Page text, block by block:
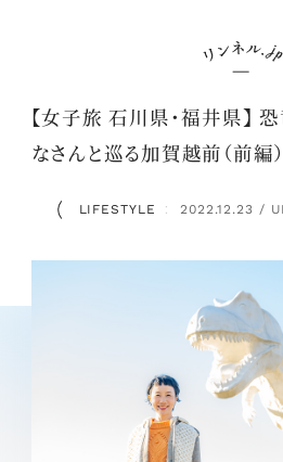
【女子旅 石川県･福井県】
なさんと巡る加賀越前（前編）
LIFESTYLE ： 2022.12.23 /